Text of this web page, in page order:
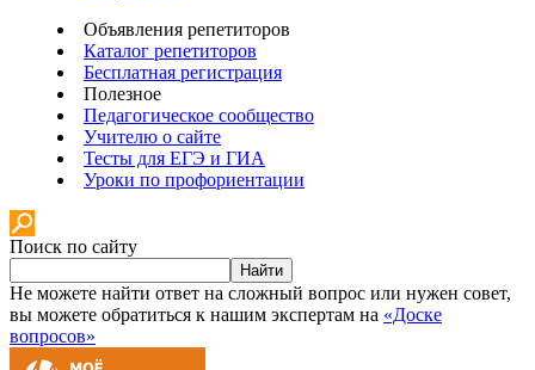
Объявления репетиторов
Каталог репетиторов
Бесплатная регистрация
Полезное
Педагогическое сообщество
Учителю о сайте
Тесты для ЕГЭ и ГИА
Уроки по профориентации
Поиск по сайту
Найти
Не можете найти ответ на сложный вопрос или нужен совет,
вы можете обратиться к нашим экспертам на «Доске
вопросов»